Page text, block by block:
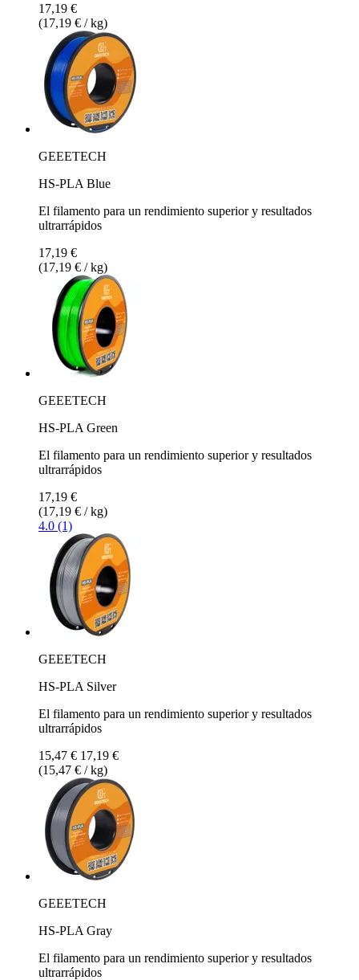
17,19 €
(17,19 € / kg)
GEEETECH
HS-PLA Blue
El filamento para un rendimiento superior y resultados
ultrarrápidos
17,19 €
(17,19 € / kg)
GEEETECH
HS-PLA Green
El filamento para un rendimiento superior y resultados
ultrarrápidos
17,19 €
(17,19 € / kg)
4.0 (1)
GEEETECH
HS-PLA Silver
El filamento para un rendimiento superior y resultados
ultrarrápidos
15,47 € 17,19 €
(15,47 € / kg)
GEEETECH
HS-PLA Gray
El filamento para un rendimiento superior y resultados
ultrarrápidos